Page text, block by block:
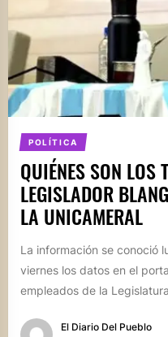
POLÍTICA
QUIÉNES SON LOS
LEGISLADOR
LA UNICAMERAL
La información se conoció
viernes los datos en el
empleados de la
El Diario Del Pueblo